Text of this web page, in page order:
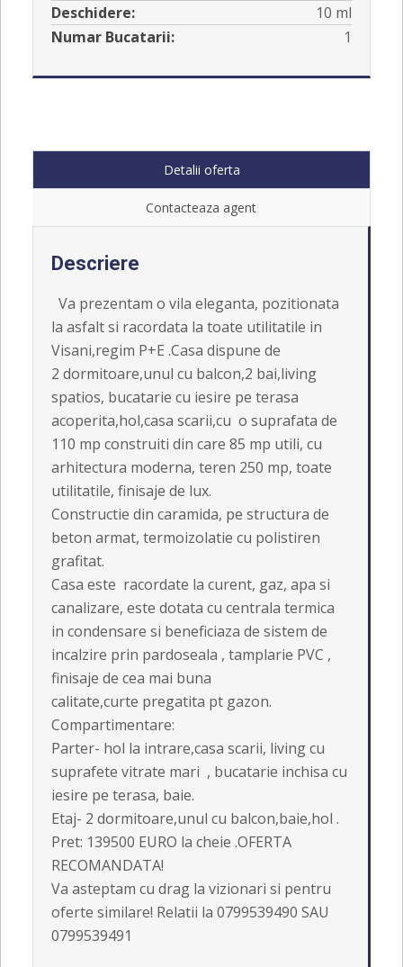
Deschidere:
10 ml
Numar Bucatarii:
1
Detalii oferta
Contacteaza agent
Descriere
Va prezentam o vila eleganta, pozitionata
la asfalt si racordata la toate utilitatile in
Visani,regim P+E .Casa dispune de
2 dormitoare,unul cu balcon,2 bai,living
spatios, bucatarie cu iesire pe terasa
acoperita,hol,casa scarii,cu o suprafata de
110 mp construiti din care 85 mp utili, cu
arhitectura moderna, teren 250 mp, toate
utilitatile, finisaje de lux.
Constructie din caramida, pe structura de
beton armat, termoizolatie cu polistiren
grafitat.
Casa este racordate la curent, gaz, apa si
canalizare, este dotata cu centrala termica
in condensare si beneficiaza de sistem de
incalzire prin pardoseala , tamplarie PVC ,
finisaje de cea mai buna
calitate,curte pregatita pt gazon.
Compartimentare:
Parter- hol la intrare,casa scarii, living cu
suprafete vitrate mari , bucatarie inchisa cu
iesire pe terasa, baie.
Etaj- 2 dormitoare,unul cu balcon,baie,hol .
Pret: 139500 EURO la cheie .OFERTA
RECOMANDATA!
Va asteptam cu drag la vizionari si pentru
oferte similare! Relatii la 0799539490 SAU
0799539491